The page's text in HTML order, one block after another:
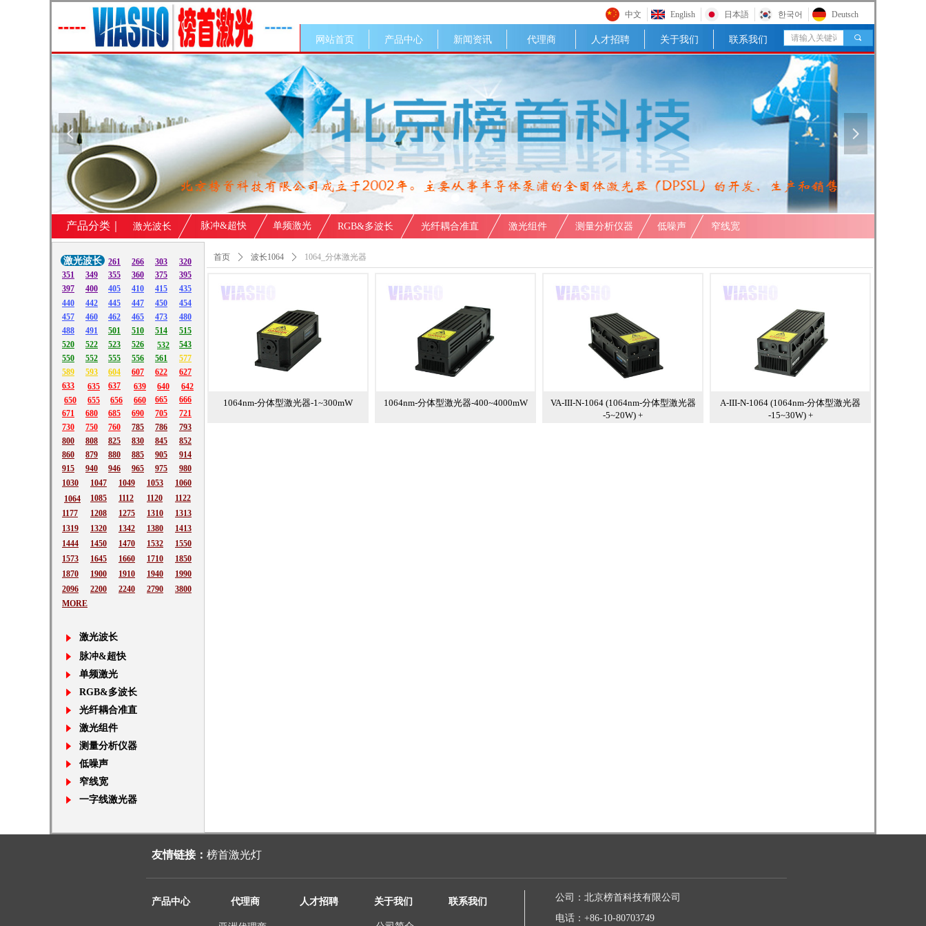
넳 넲
끠
网站首页 产品中心 新闻资讯 代理商 人才招聘 关于我们 联系我们
中文 English 日本語 한국어 Deutsch
1064nm-分体型激光器-1~300mW 1064nm-分体型激光器-400~4000mW
VA-III-N-1064 (1064nm-分体型激光器
-5~20W) +
A-III-N-1064 (1064nm-分体型激光器
-15~30W) +
首页 ꄲ 波长1064 ꄲ 1064_分体激光器
产品分类｜ 激光波长 脉冲&超快 单频激光 RGB&多波长 光纤耦合准直 激光组件 测量分析仪器 低噪声 窄线宽
532
635 639 640
642
650
655 656 660
1064
单频激光
激光波长
脉冲&超快
RGB&多波长
激光组件
测量分析仪器
低噪声
窄线宽
一字线激光器
光纤耦合准直
激光波长 261 266 303
320
349
351 375
355
400
397
360 395
442
440
435
415
445
447 450 454
405 410
457 460 462 473
480
488
491
465
501
510 514
515
520
522 523 526
543
550
555
552 556 561
577
589
593 604
607
633
627
622
637
665
666
671
685 705
690
721
760
750
730
680
785
786
793
800
808
885
980
975
965
880
879
860
946
940
852
845
830
825
905
914
915
1047
1030 1049
1053
1085
1060
1310
1444
1660
1380
1990
1940
1470
1710
3800
2790
1208
1645
1275
1342
1573
1550
1320
1319
1313
1413
1532
1850
1450
1870 1900
1910
2096
2240
1122
1177
1120
1112
2200
MORE
产品中心 代理商 人才招聘 关于我们 联系我们 公司： 北京榜首科技有限公司
电话： +86-10-80703749
友情链接： 榜首激光灯